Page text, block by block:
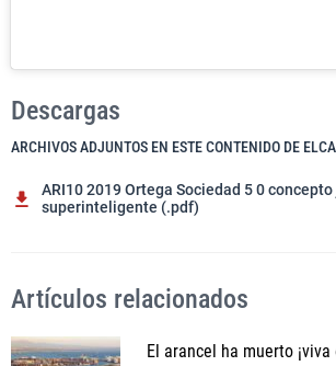
Descargas
ARCHIVOS ADJUNTOS EN ESTE CONTENIDO DE
ARI10 2019 Ortega Sociedad 5 0
superinteligente (.pdf)
Artículos relacionados
El arancel ha muerto ¡viva